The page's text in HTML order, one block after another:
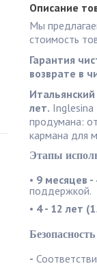
Описание
Мы
стоимость
Гарантия
возврате в
лет.
продумана:
кармана для
Этапы
• 9 месяцев -
поддержкой.
• 4 - 12 лет
-